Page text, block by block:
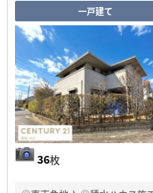
一戸建て
36枚